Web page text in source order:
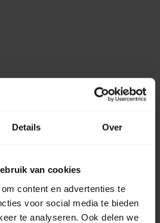
Details Over
van cookies
content en advertenties te
voor social media te bieden
te analyseren. Ook delen we